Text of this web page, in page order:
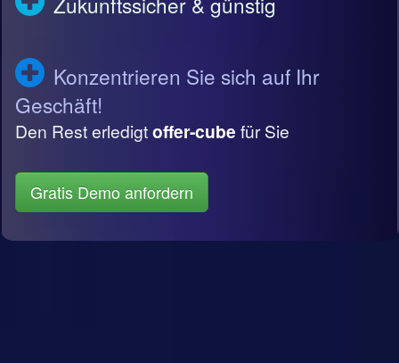
Konzentrieren Sie sich auf Ihr
Geschäft!
Den Rest erledigtoffer-cube für Sie
Gratis Demo anfordern